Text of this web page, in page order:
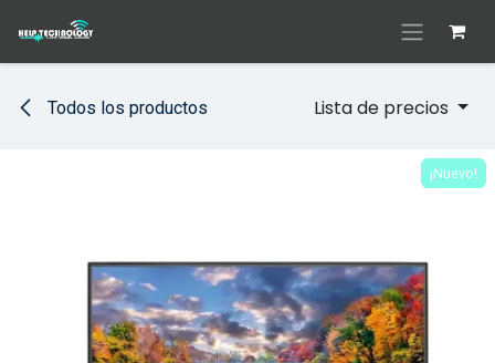
Todos los productos Lista de precios
¡Nuevo!